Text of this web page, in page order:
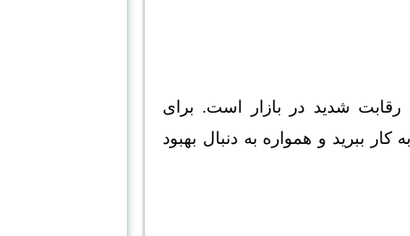
رقابت شدید در بازار است. برای
ببرید و همواره به دنبال بهبود